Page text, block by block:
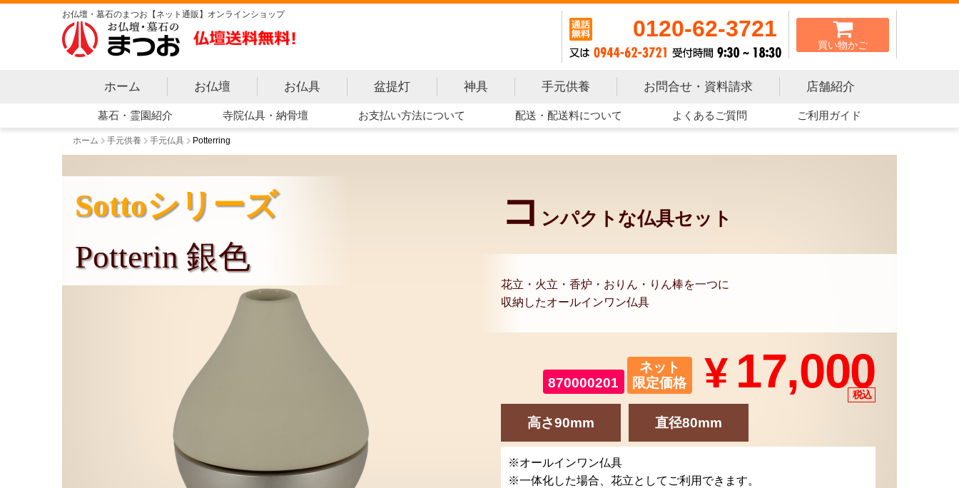
お仏壇・墓石のまつお【ネット通販】オンラインショップ
0120-62-3721
買い物かご
ホーム お仏壇 お仏具 盆提灯 神具 手元供養 お問合せ・資料請求 店舗紹介
墓石・霊園紹介 寺院仏具・納骨壇 お支払い方法について 配送・配送料について よくあるご質問 ご利用ガイド
ホーム 手元供養 手元仏具 Potterring
Sottoシリーズ
Potterin 銀色
コ ンパクトな仏具セット
花立・火立・香炉・おりん・りん棒を一つに
収納したオールインワン仏具
870000201
ネット
限定価格
¥ 17,000
高さ90mm 直径80mm
※オールインワン仏具
※一体化した場合、花立としてご利用できます。